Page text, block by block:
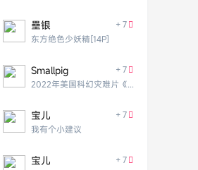
壘银
+ 7
东方绝色少妖精[14P]
Smallpig
+ 7
2022年美国科幻灾难片《月球陨落》BD中英双
宝儿
+ 7
我有个小建议
宝儿
+ 7